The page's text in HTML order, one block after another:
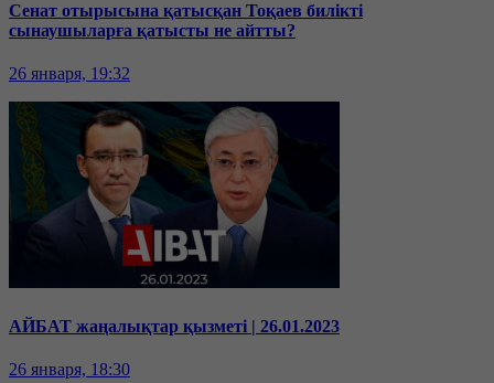
Сенат отырысына қатысқан Тоқаев билікті
сынаушыларға қатысты не айтты?
26 января, 19:32
АЙБАТ жаңалықтар қызметі | 26.01.2023
26 января, 18:30